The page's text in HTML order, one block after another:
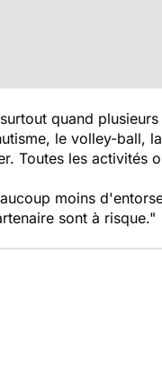
quand
le volley-ball,
Toutes les activités
moins
sont à risque."